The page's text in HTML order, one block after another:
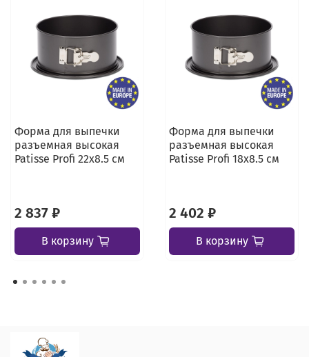
Форма для выпечки
разъемная высокая
Patisse Profi 22x8.5 см
2 837 ₽
В корзину
Форма для выпечки
разъемная высокая
Patisse Profi 18x8.5 см
2 402 ₽
В корзину